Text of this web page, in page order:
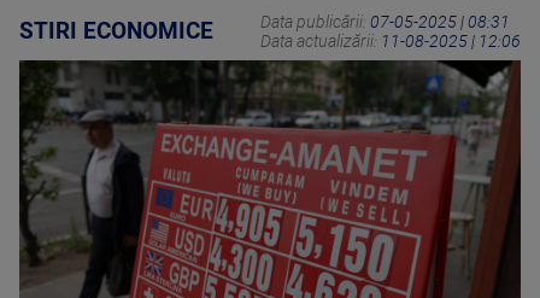
STIRI ECONOMICE Data publicării: 07-05-2025 | 08:31
Data actualizării: 11-08-2025 | 12:06